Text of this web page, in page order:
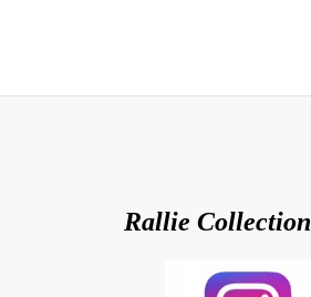
Rallie Collection